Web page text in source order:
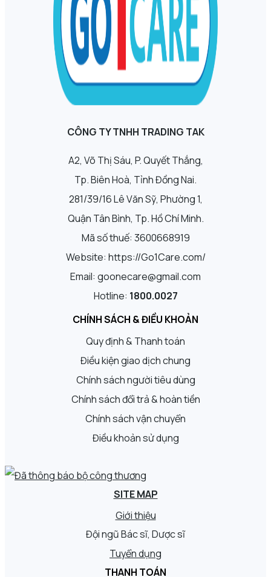
CÔNG TY TNHH TRADING TAK
A2, Võ Thị Sáu, P. Quyết Thắng,
Tp. Biên Hoà, Tỉnh Đồng Nai.
281/39/16 Lê Văn Sỹ, Phường 1,
Quận Tân Bình, Tp. Hồ Chí Minh.
Mã số thuế: 3600668919
Website: https://Go1Care.com/
Email: goonecare@gmail.com
Hotline: 1800.0027
CHÍNH SÁCH & ĐIỀU KHOẢN
Quy định & Thanh toán
Điều kiện giao dịch chung
Chính sách người tiêu dùng
Chính sách đổi trả & hoàn tiền
Chính sách vận chuyển
Điều khoản sử dụng
SITE MAP
Giới thiệu
Đội ngũ Bác sĩ, Dược sĩ
Tuyển dụng
THANH TOÁN